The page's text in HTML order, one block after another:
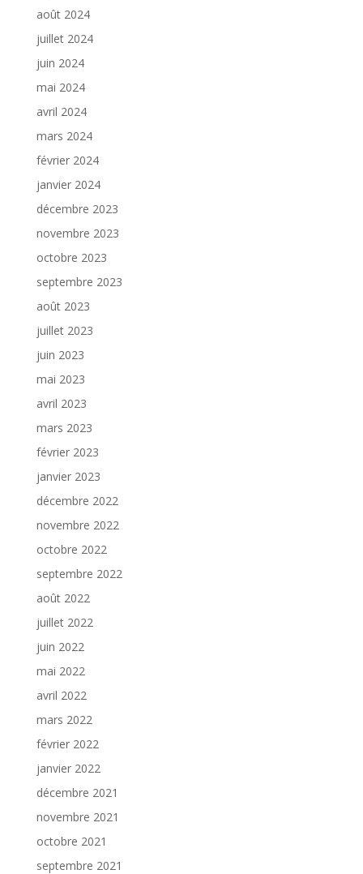
août 2024
juillet 2024
juin 2024
mai 2024
avril 2024
mars 2024
février 2024
janvier 2024
décembre 2023
novembre 2023
octobre 2023
septembre 2023
août 2023
juillet 2023
juin 2023
mai 2023
avril 2023
mars 2023
février 2023
janvier 2023
décembre 2022
novembre 2022
octobre 2022
septembre 2022
août 2022
juillet 2022
juin 2022
mai 2022
avril 2022
mars 2022
février 2022
janvier 2022
décembre 2021
novembre 2021
octobre 2021
septembre 2021